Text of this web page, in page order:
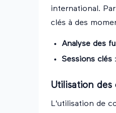
international.
clés à des
Analyse des
Sessions clés
Utilisation des
L'utilisation de